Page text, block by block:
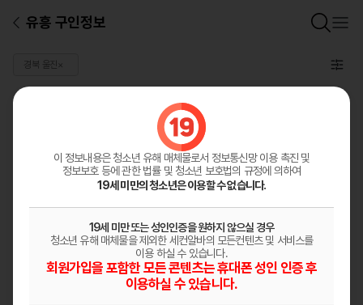
유흥 구인정보
경북 울진 ×
이 정보내용은 청소년 유해 매체물로서 정보통신망 이용 촉진 및
정보보호 등에 관한 법률 및 청소년 보호법의 규정에 의하여
19세 미만의 청소년은 이용할 수 없습니다.
19세 미만 또는 성인인증을 원하지 않으실 경우
청소년 유해 매체물을 제외한 세컨알바의 모든컨텐츠 및 서비스를
이용 하실 수 있습니다.
회원가입을 포함한 모든 콘텐츠는 휴대폰 성인 인증 후
이용하실 수 있습니다.